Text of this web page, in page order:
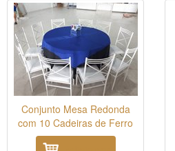
Conjunto Mesa Redonda
com 10 Cadeiras de Ferro